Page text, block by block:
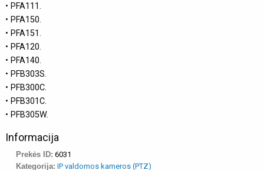
• PFA111.
• PFA150.
• PFA151.
• PFA120.
• PFA140.
• PFB303S.
• PFB300C.
• PFB301C.
• PFB305W.
Informacija
Prekės ID: 6031
Kategorija: IP valdomos kameros (PTZ)